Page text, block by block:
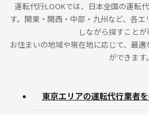
運転代行LOOKでは、日本全国の運転
す。関東・関西・中部・九州など、各
しながら探すことが
お住まいの地域や現在地に応じて、最
ができます。
東京エリアの運転代行業者